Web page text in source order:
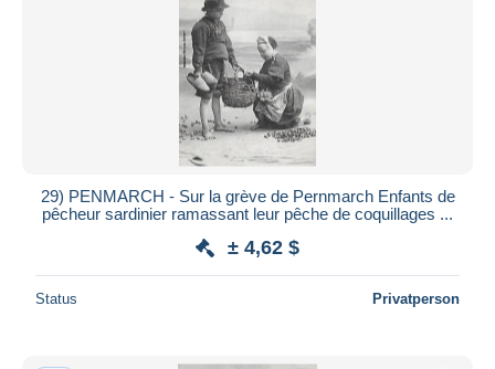
29) PENMARCH - Sur la grève de Pernmarch Enfants de
pêcheur sardinier ramassant leur pêche de coquillages ...
± 4,62 $
Status Privatperson